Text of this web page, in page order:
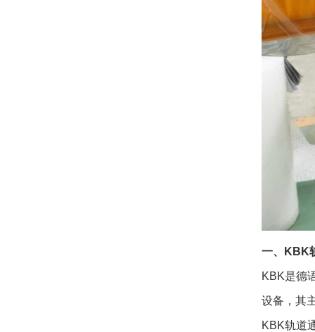
一、KBK
KBK是德
设备，其
KBK轨道